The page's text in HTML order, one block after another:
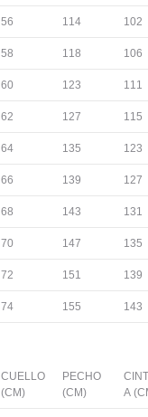
56 114 102
58 118 106
60 123 111
62 127 115
64 135 123
66 139 127
68 143 131
70 147 135
72 151 139
74 155 143
CUELLO
(CM)
PECHO
(CM)
A